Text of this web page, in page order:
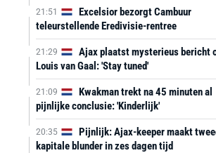
21:51
Excelsior bezorgt Cambuur
teleurstellende Eredivisie-rentree
21:29
Ajax plaatst mysterieus bericht
Louis van Gaal: 'Stay tuned'
21:09
Kwakman trekt na 45 minuten al
pijnlijke conclusie: 'Kinderlijk'
20:35
Pijnlijk: Ajax-keeper maakt
kapitale blunder in zes dagen tijd